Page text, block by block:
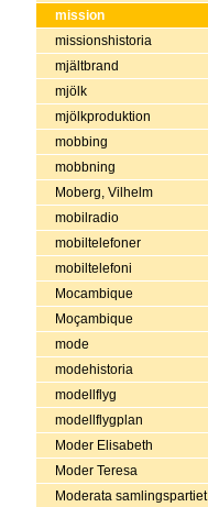
mission
missionshistoria
mjältbrand
mjölk
mjölkproduktion
mobbing
mobbning
Moberg, Vilhelm
mobilradio
mobiltelefoner
mobiltelefoni
Mocambique
Moçambique
mode
modehistoria
modellflyg
modellflygplan
Moder Elisabeth
Moder Teresa
Moderata samlingspartiet